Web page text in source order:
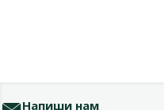
Напиши нам